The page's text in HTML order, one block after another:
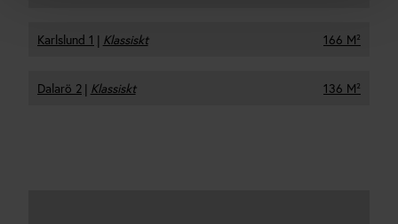
Karlslund 1 | Klassiskt 166 M²
Dalarö 2 | Klassiskt 136 M²